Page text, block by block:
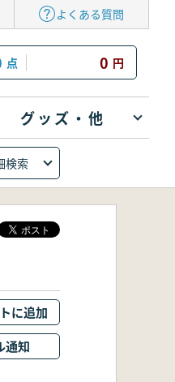
よくある質問
点 0 円
グッズ・他
検索
に追加
通知